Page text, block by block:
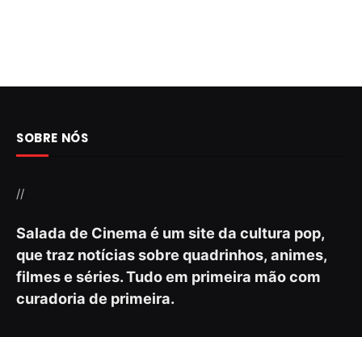
SOBRE NÓS
//
Salada de Cinema é um site da cultura pop,
que traz notícias sobre quadrinhos, animes,
filmes e séries. Tudo em primeira mão com
curadoria de primeira.